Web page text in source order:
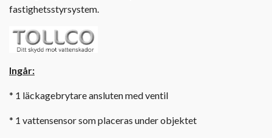
fastighetsstyrsystem.
Ingår:
* 1 läckagebrytare ansluten med ventil
* 1 vattensensor som placeras under objektet